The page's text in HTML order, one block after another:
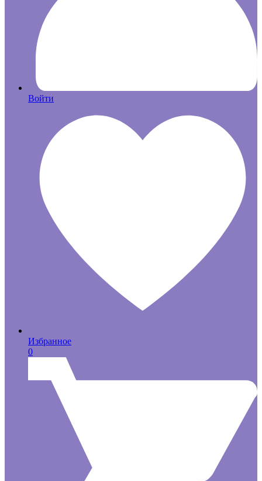
Войти
Избранное
0